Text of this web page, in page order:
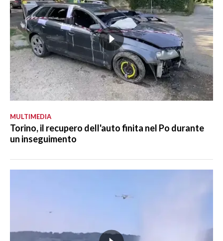
MULTIMEDIA
Torino, il recupero dell'auto finita nel Po durante
un inseguimento